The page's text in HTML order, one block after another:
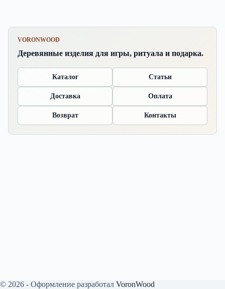
VORONWOOD
Деревянные изделия для игры, ритуала и подарка.
Каталог Статьи
Доставка Оплата
Возврат Контакты
© 2026 - Оформление разработал VoronWood